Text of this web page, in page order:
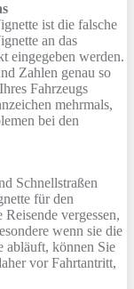
ist die falsche
an das
eingegeben werden.
Zahlen genau so
Fahrzeugs
mehrmals,
bei den
Schnellstraßen
für den
vergessen,
wenn sie die
abläuft, können Sie
vor Fahrtantritt,